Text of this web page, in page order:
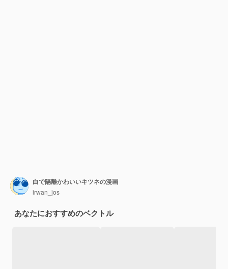
白で隔離かわいいキツネの漫画
irwan_jos
あなたにおすすめのベクトル